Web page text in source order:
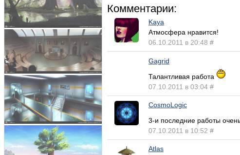
Комментарии:
Kaya
Атмосфера нравится!
06.10.2011 в 20:48 #
Gagrid
Талантливая работа
07.10.2011 в 03:04 #
CosmoLogic
3-и последние работы
07.10.2011 в 10:52 #
Atlas